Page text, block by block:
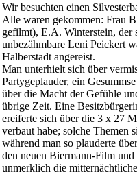
Wir besuchten einen
Alle waren gekommen: Frau
gefilmt), E.A. Winterstein, der
unbezähmbare Leni Peickert
Halberstadt angereist.
Man unterhielt sich über
Partygeplauder, ein
über die Macht der Gefühle
übrige Zeit. Eine
ereiferte sich über die 3 x 27
verbaut habe; solche Themen
während man so plauderte
den neuen Biermann-Film
unmerklich die